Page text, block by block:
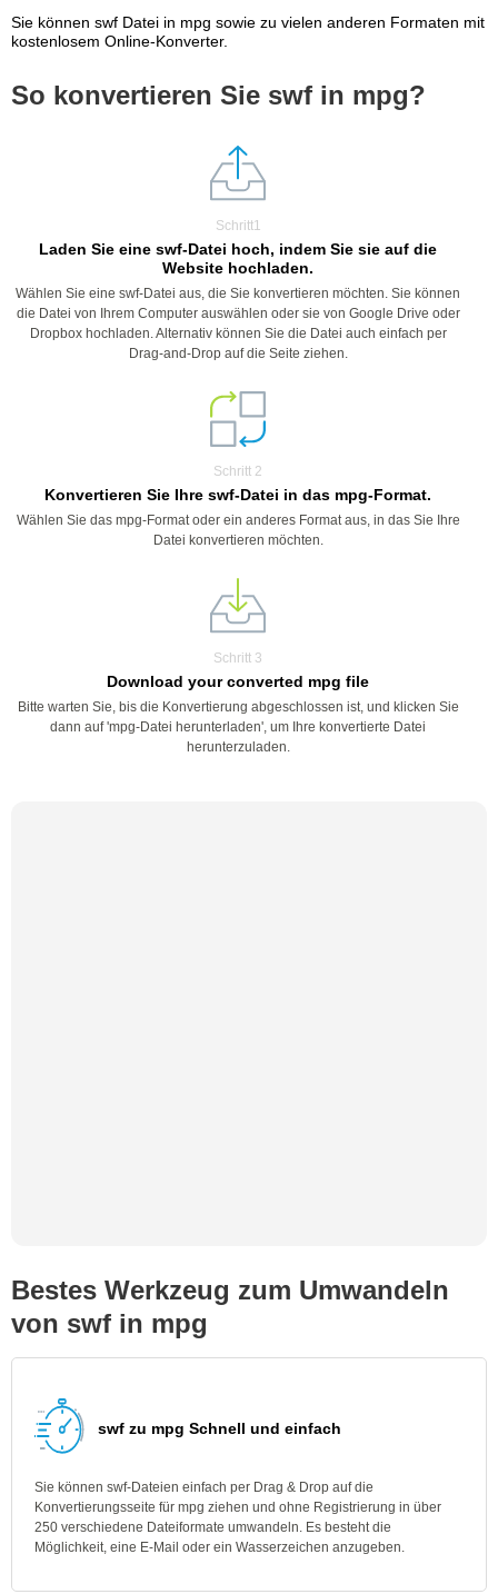
Sie können swf Datei in mpg sowie zu vielen anderen Formaten mit
kostenlosem Online-Konverter.
So konvertieren Sie swf in mpg?
Schritt1
Laden Sie eine swf-Datei hoch, indem Sie sie auf die
Website hochladen.
Wählen Sie eine swf-Datei aus, die Sie konvertieren möchten. Sie können
die Datei von Ihrem Computer auswählen oder sie von Google Drive oder
Dropbox hochladen. Alternativ können Sie die Datei auch einfach per
Drag-and-Drop auf die Seite ziehen.
Schritt 2
Konvertieren Sie Ihre swf-Datei in das mpg-Format.
Wählen Sie das mpg-Format oder ein anderes Format aus, in das Sie Ihre
Datei konvertieren möchten.
Schritt 3
Download your converted mpg file
Bitte warten Sie, bis die Konvertierung abgeschlossen ist, und klicken Sie
dann auf 'mpg-Datei herunterladen', um Ihre konvertierte Datei
herunterzuladen.
Bestes Werkzeug zum Umwandeln
von swf in mpg
swf zu mpg Schnell und einfach
Sie können swf-Dateien einfach per Drag & Drop auf die
Konvertierungsseite für mpg ziehen und ohne Registrierung in über
250 verschiedene Dateiformate umwandeln. Es besteht die
Möglichkeit, eine E-Mail oder ein Wasserzeichen anzugeben.